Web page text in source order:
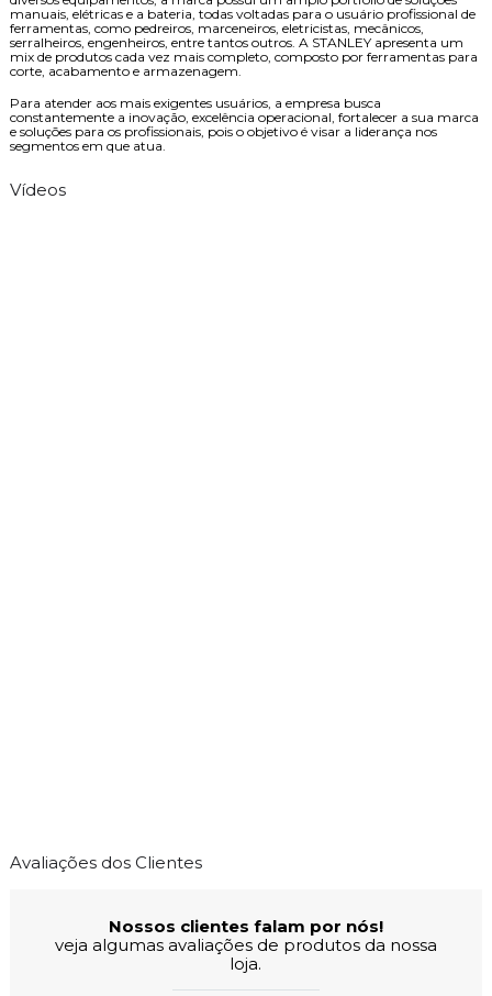
manuais, elétricas e a bateria, todas voltadas para o usuário profissional de
ferramentas, como pedreiros, marceneiros, eletricistas, mecânicos,
serralheiros, engenheiros, entre tantos outros. A STANLEY apresenta um
mix de produtos cada vez mais completo, composto por ferramentas para
corte, acabamento e armazenagem.
Para atender aos mais exigentes usuários, a empresa busca
constantemente a inovação, excelência operacional, fortalecer a sua marca
e soluções para os profissionais, pois o objetivo é visar a liderança nos
segmentos em que atua.
Vídeos
Avaliações dos Clientes
Nossos clientes falam por nós!
veja algumas avaliações de produtos da nossa
loja.